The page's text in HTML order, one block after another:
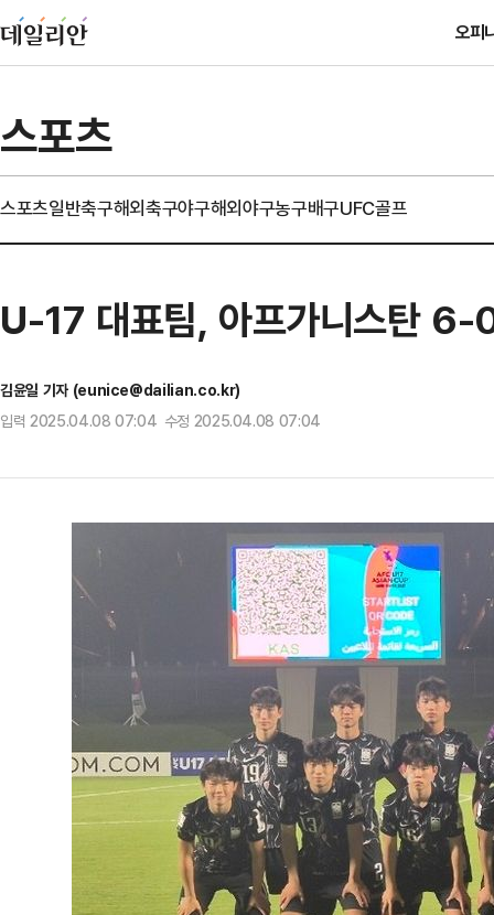
오피
스포츠
스포츠일반축구해외축구야구해외야구농구배구UFC골프
U-17 대표팀, 아프가니스탄
김윤일 기자 (eunice@dailian.co.kr)
입력 2025.04.08 07:04 수정 2025.04.08 07:04